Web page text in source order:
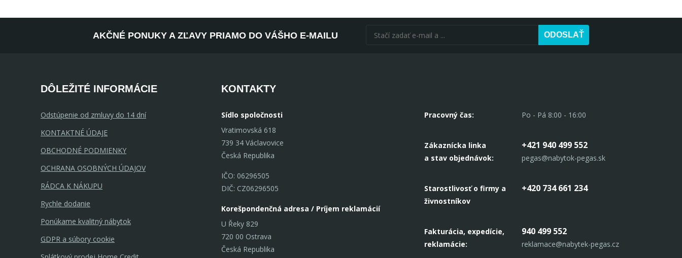
AKČNÉ PONUKY A ZĽAVY PRIAMO DO VÁŠHO E-MAILU ODOSLAŤ
DÔLEŽITÉ INFORMÁCIE
Odstúpenie od zmluvy do 14 dní
KONTAKTNÉ ÚDAJE
OBCHODNÉ PODMIENKY
OCHRANA OSOBNÝCH ÚDAJOV
RÁDCA K NÁKUPU
Rychle dodanie
Ponúkame kvalitný nábytok
GDPR a súbory cookie
KONTAKTY
Sídlo spoločnosti
Vratimovská 618
739 34 Václavovice
Česká Republika
IČO: 06296505
DIČ: CZ06296505
Korešpondenčná adresa / Príjem reklamácií
U Řeky 829
720 00 Ostrava
Česká Republika
Pracovný čas: Po - Pá 8:00 - 16:00
Zákaznícka linka
a stav objednávok:
+421 940 499 552
pegas@nabytok-pegas.sk
Starostlivosť o firmy a
živnostníkov
+420 734 661 234
Fakturácia, expedície,
reklamácie:
940 499 552
reklamace@nabytek-pegas.cz